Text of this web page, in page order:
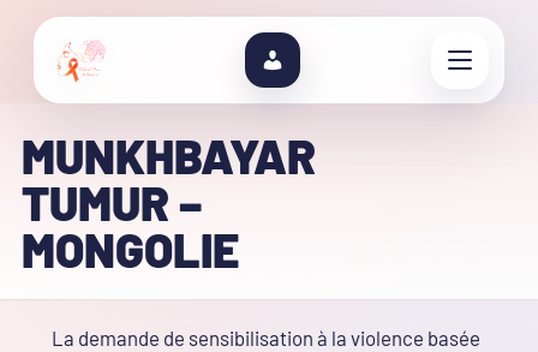
MUNKHBAYAR
TUMUR –
MONGOLIE
La demande de sensibilisation à la violence basée